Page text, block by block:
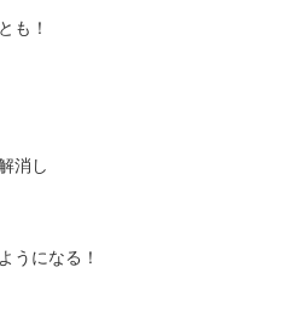
も！
消し
うになる！